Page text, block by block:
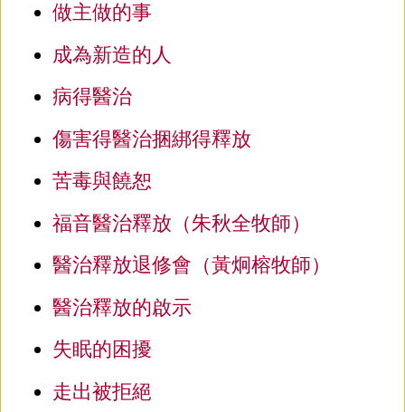
做主做的事
成為新造的人
病得醫治
傷害得醫治捆綁得釋放
苦毒與饒恕
福音醫治釋放（朱秋全牧師）
醫治釋放退修會（黃炯榕牧師）
醫治釋放的啟示
失眠的困擾
走出被拒絕